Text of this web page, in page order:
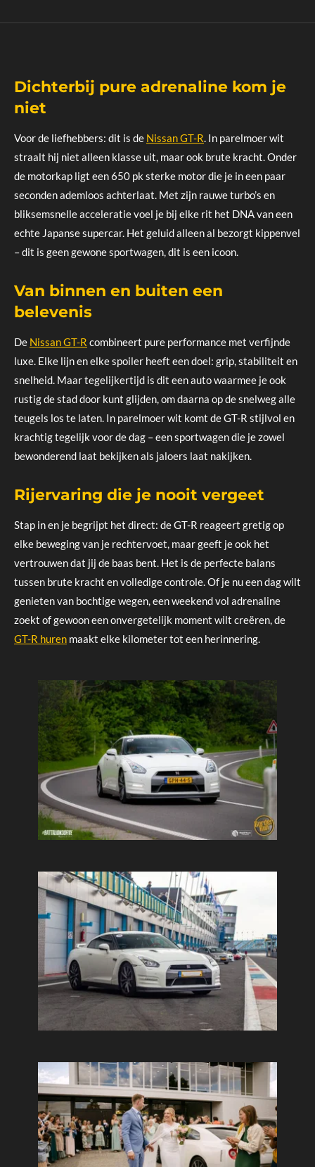
Dichterbij pure adrenaline kom je
niet
Voor de liefhebbers: dit is de Nissan GT-R. In parelmoer wit
straalt hij niet alleen klasse uit, maar ook brute kracht. Onder
de motorkap ligt een 650 pk sterke motor die je in een paar
seconden ademloos achterlaat. Met zijn rauwe turbo’s en
bliksemsnelle acceleratie voel je bij elke rit het DNA van een
echte Japanse supercar. Het geluid alleen al bezorgt kippenvel
– dit is geen gewone sportwagen, dit is een icoon.
Van binnen en buiten een
belevenis
De Nissan GT-R combineert pure performance met verfijnde
luxe. Elke lijn en elke spoiler heeft een doel: grip, stabiliteit en
snelheid. Maar tegelijkertijd is dit een auto waarmee je ook
rustig de stad door kunt glijden, om daarna op de snelweg alle
teugels los te laten. In parelmoer wit komt de GT-R stijlvol en
krachtig tegelijk voor de dag – een sportwagen die je zowel
bewonderend laat bekijken als jaloers laat nakijken.
Rijervaring die je nooit vergeet
Stap in en je begrijpt het direct: de GT-R reageert gretig op
elke beweging van je rechtervoet, maar geeft je ook het
vertrouwen dat jij de baas bent. Het is de perfecte balans
tussen brute kracht en volledige controle. Of je nu een dag wilt
genieten van bochtige wegen, een weekend vol adrenaline
zoekt of gewoon een onvergetelijk moment wilt creëren, de
GT-R huren maakt elke kilometer tot een herinnering.